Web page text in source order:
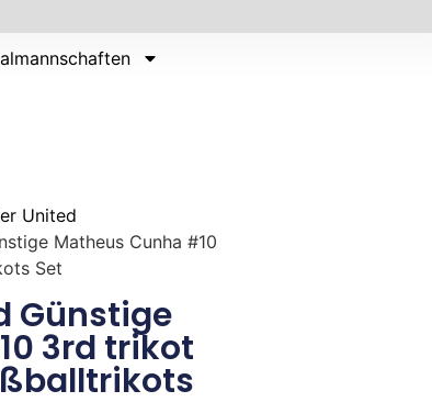
United
Matheus Cunha #10
Set
Günstige
3rd trikot